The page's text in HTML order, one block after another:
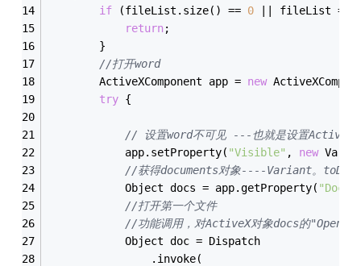
if (fileList.size() == 0 || fileList ==
return;
        }
//打开word
        ActiveXComponent app =
new
try {
// 设置word不可见 ---也就是设置
            app.setProperty(
"Visible" , new
//获得documents对象----Variant。
            Object docs = app.getProperty(
//打开第一个文件
//功能调用，对ActiveX对象docs的"Open"
            Object doc = Dispatch
                .invoke(